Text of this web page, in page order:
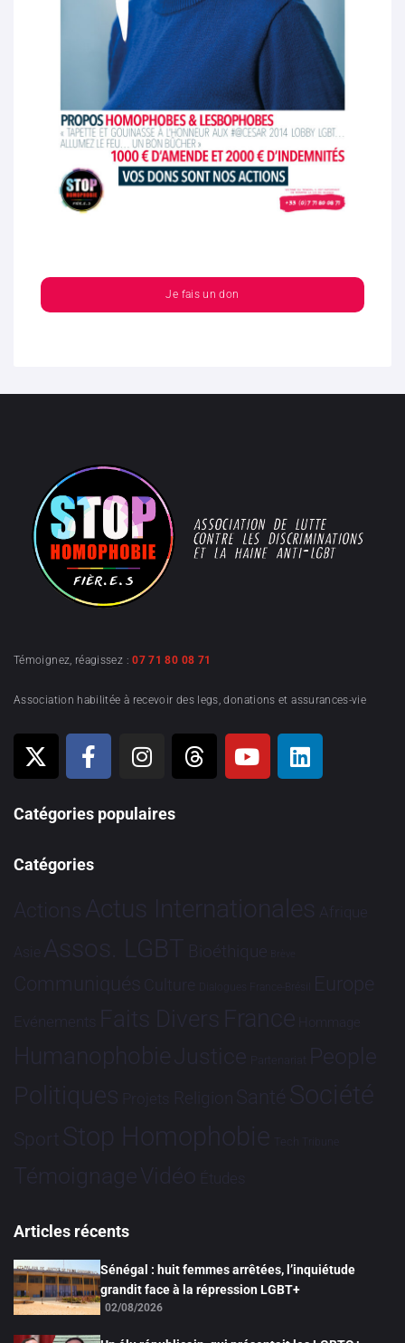
Je fais un don
Témoignez, réagissez :07 71 80 08 71
Association habilitée à recevoir des legs, donations et assurances-vie
Catégories populaires
Catégories
Actions Actus Internationales Afrique
Asie Assos. LGBT Bioéthique Brève
Communiqués Culture Dialogues France-Brésil Europe
Evénements Faits Divers France Hommage
HumanophobieJustice Partenariat People
Politiques Projets Religion Santé Société
Sport Stop Homophobie Tech Tribune
TémoignageVidéo Études
Articles récents
Sénégal : huit femmes arrêtées, l’inquiétude
grandit face à la répression LGBT+
02/08/2026